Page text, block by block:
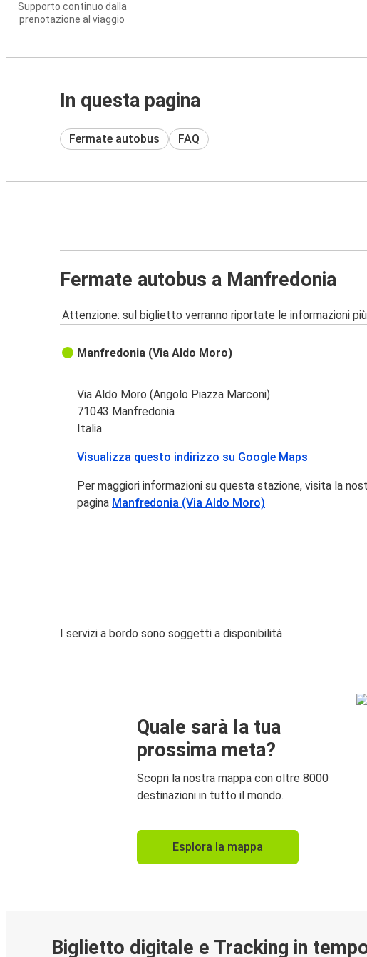
Supporto continuo dalla
prenotazione al viaggio
In questa pagina
Fermate autobus FAQ
Fermate autobus a Manfredonia
Attenzione: sul biglietto verranno riportate le informazioni
Manfredonia (Via Aldo Moro)
Via Aldo Moro (Angolo Piazza Marconi)
71043 Manfredonia
Italia
Visualizza questo indirizzo su Google Maps
Per maggiori informazioni su questa stazione, visita la
pagina Manfredonia (Via Aldo Moro)
I servizi a bordo sono soggetti a disponibilità
Quale sarà la tua
prossima meta?
Scopri la nostra mappa con oltre 8000
destinazioni in tutto il mondo.
Esplora la mappa
Biglietto digitale e Tracking in